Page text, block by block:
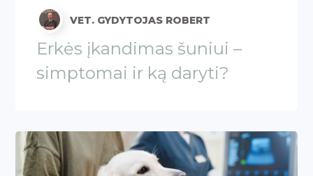
VET. GYDYTOJAS ROBERT
Erkės įkandimas šuniui –
simptomai ir ką daryti?